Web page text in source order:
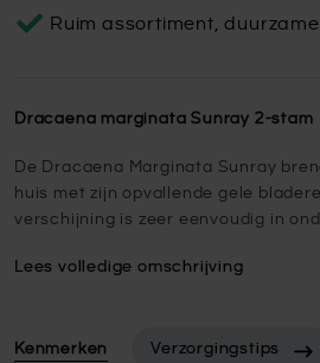
Ruim assortiment,
Dracaena marginata Sunray 2-stam
De Dracaena Marginata Sunray
huis met zijn opvallende gele
verschijning is zeer eenvoudig in
Lees volledige omschrijving
Kenmerken Verzorgingstips